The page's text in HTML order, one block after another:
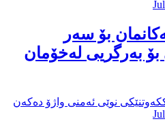
بۆ سەر
بەرگریی لەخۆمان